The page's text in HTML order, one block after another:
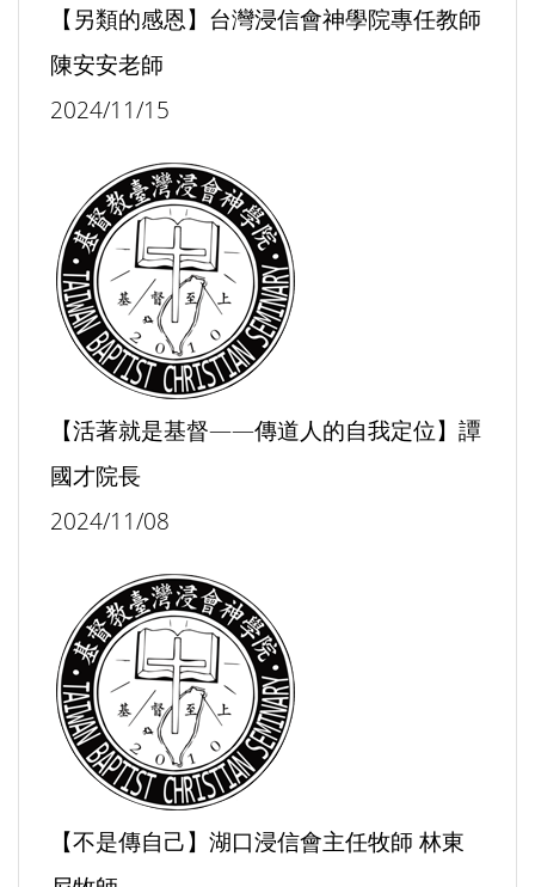
【另類的感恩】台灣浸信會神學院專任教師
陳安安老師
2024/11/15
【活著就是基督——傳道人的自我定位】譚
國才院長
2024/11/08
【不是傳自己】湖口浸信會主任牧師 林東